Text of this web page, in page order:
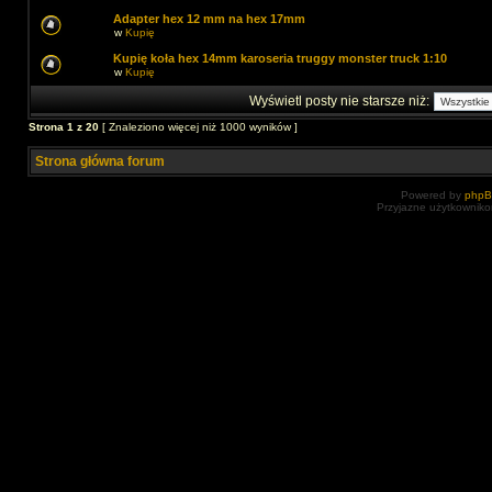
Adapter hex 12 mm na hex 17mm
wKupię
Kupię koła hex 14mm karoseria truggy monster truck 1:10
wKupię
Wyświetl posty nie starsze niż:
Strona 1 z 20 [ Znaleziono więcej niż 1000 wyników ]
Strona główna forum
Powered by
Przyjazne